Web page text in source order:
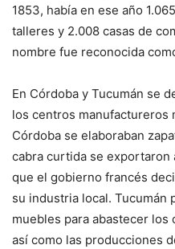
1853, había en ese año
talleres y 2.008 casas de
nombre fue reconocida
En Córdoba y Tucumán se
los centros manufactureros
Córdoba se elaboraban
cabra curtida se exportaron
que el gobierno francés
su industria local. Tucumán
muebles para abastecer
así como las producciones